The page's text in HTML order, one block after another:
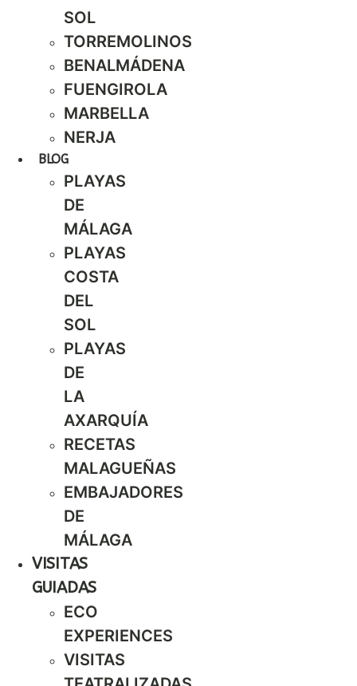
SOL
TORREMOLINOS
BENALMÁDENA
FUENGIROLA
MARBELLA
NERJA
BLOG
PLAYAS
DE
MÁLAGA
PLAYAS
COSTA
DEL
SOL
PLAYAS
DE
LA
AXARQUÍA
RECETAS
MALAGUEÑAS
EMBAJADORES
DE
MÁLAGA
VISITAS
GUIADAS
ECO
EXPERIENCES
VISITAS